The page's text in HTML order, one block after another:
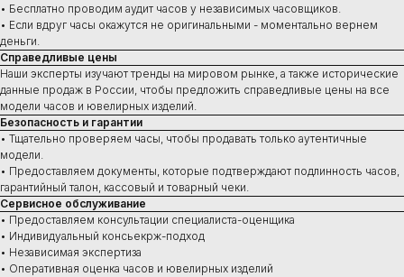
• Бесплатно проводим аудит часов у независимых часовщиков.
• Если вдруг часы окажутся не оригинальными - моментально вернем
деньги.
Справедливые цены
Наши эксперты изучают тренды на мировом рынке, а также исторические
данные продаж в России, чтобы предложить справедливые цены на все
модели часов и ювелирных изделий.
Безопасность и гарантии
• Тщательно проверяем часы, чтобы продавать только аутентичные
модели.
• Предоставляем документы, которые подтверждают подлинность часов,
гарантийный талон, кассовый и товарный чеки.
Сервисное обслуживание
• Предоставляем консультации специалиста-оценщика
• Индивидуальный консьекрж-подход
• Независимая экспертиза
• Оперативная оценка часов и ювелирных изделий
Купить
Швейцарские часы
В наличии в Москве
Часы под заказ
Новинки
Ювелирные изделия